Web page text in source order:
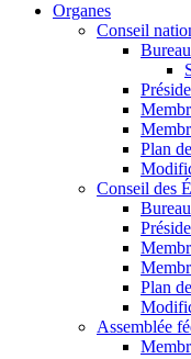
Organes
Conseil
Plan
Conseil des
Plan
Assemblée